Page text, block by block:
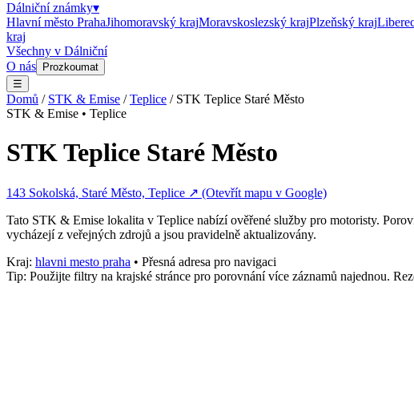
Dálniční známky▾
Hlavní město PrahaJihomoravský krajMoravskoslezský krajPlzeňský kraj
kraj
Všechny v Dálniční
O nás
Prozkoumat
☰
Domů / STK & Emise /Teplice / STK Teplice Staré Město
STK & Emise • Teplice
STK Teplice Staré Město
143 Sokolská, Staré Město, Teplice ↗ (Otevřít mapu v Google)
Tato STK & Emise lokalita v Teplice nabízí ověřené služby pro motoristy.
vycházejí z veřejných zdrojů a jsou pravidelně aktualizovány.
Kraj: hlavni mesto praha • Přesná adresa pro navigaci
Tip: Použijte filtry na krajské stránce pro porovnání více záznamů najednou.